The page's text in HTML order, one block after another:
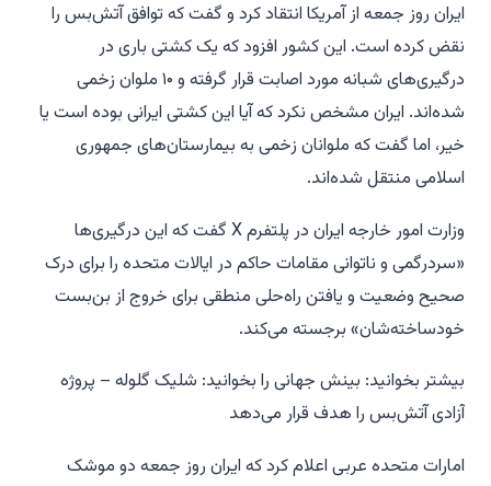
ایران روز جمعه از آمریکا انتقاد کرد و گفت که توافق آتش‌بس را
نقض کرده است. این کشور افزود که یک کشتی باری در
درگیری‌های شبانه مورد اصابت قرار گرفته و ۱۰ ملوان زخمی
شده‌اند. ایران مشخص نکرد که آیا این کشتی ایرانی بوده است یا
خیر، اما گفت که ملوانان زخمی به بیمارستان‌های جمهوری
اسلامی منتقل شده‌اند.
وزارت امور خارجه ایران در پلتفرم X گفت که این درگیری‌ها
«سردرگمی و ناتوانی مقامات حاکم در ایالات متحده را برای درک
صحیح وضعیت و یافتن راه‌حلی منطقی برای خروج از بن‌بست
خودساخته‌شان» برجسته می‌کند.
بیشتر بخوانید: بینش جهانی را بخوانید: شلیک گلوله – پروژه
آزادی آتش‌بس را هدف قرار می‌دهد
امارات متحده عربی اعلام کرد که ایران روز جمعه دو موشک